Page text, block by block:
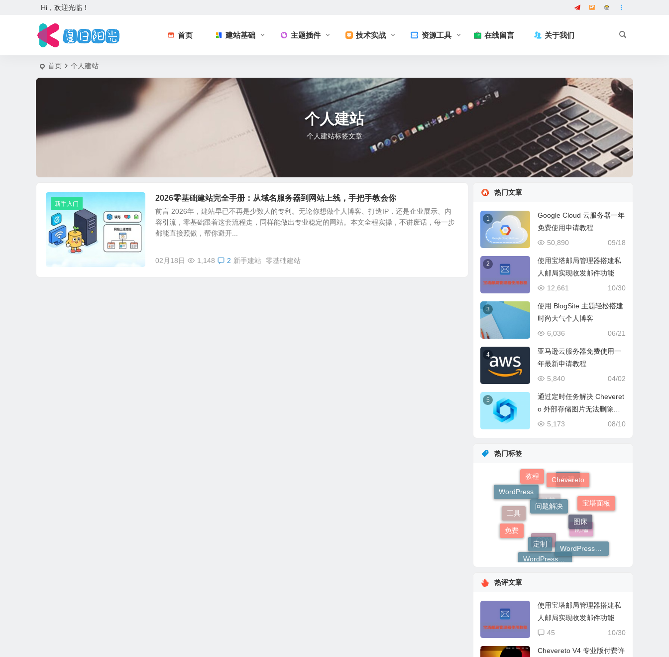
Hi，欢迎光临！
首页 建站基础 主题插件 技术实战 资源工具 在线留言 关于我们
首页 个人建站
个人建站
个人建站标签文章
新手入门
2026零基础建站完全手册：从域名服务器到网站上线，手把手教会你
前言 2026年，建站早已不再是少数人的专利。无论你想做个人博客、打造IP，还是企业展示、内
容引流，零基础跟着这套流程走，同样能做出专业稳定的网站。本文全程实操，不讲废话，每一步
都能直接照做，帮你避开...
02月18日 1,148 2 新手建站 零基础建站
热门文章
1
Google Cloud 云服务器一年
免费使用申请教程
09/18
50,890
2
使用宝塔邮局管理器搭建私
人邮局实现收发邮件功能
10/30
12,661
3
使用 BlogSite 主题轻松搭建
时尚大气个人博客
06/21
6,036
4
亚马逊云服务器免费使用一
年最新申请教程
04/02
5,840
5
通过定时任务解决 Cheveret
o 外部存储图片无法删除的
问题
08/10
5,173
热门标签
自建
WordPress
教程 Chevereto
宝塔面板
前端
CDN
免费
工具
问题解决
图床
WordPress插件
热评文章
使用宝塔邮局管理器搭建私
人邮局实现收发邮件功能
10/30
45
Chevereto V4 专业版付费许